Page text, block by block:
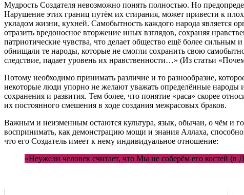
Мудрость Создателя невозможно понять полностью. Но
Нарушение этих границ путём их стирания, может привести к
укладом жизни, кухней. Самобытность каждого народа является
отразить вредоносное вторжение иных взглядов, сохраняя
патриотические чувства, что делает общество ещё более
обнищали те народы, которые не смогли сохранить свою
следствие, падает уровень их нравственности…» (Из статьи
Потому необходимо принимать различие и то разнообразие,
некоторые люди упорно не желают уважать определённые народы
сохранения и развития. Тем более, что понятие «раса» скорее
их постоянного смешения в ходе создания межрасовых браков.
Важным и неизменным остаются культура, язык, обычаи, о чём и
воспринимать, как демонстрацию мощи и знания Аллаха,
что его Создатель имеет к нему индивидуальное отношение:
«Неужели человек считает, что Мы не соберём его костей